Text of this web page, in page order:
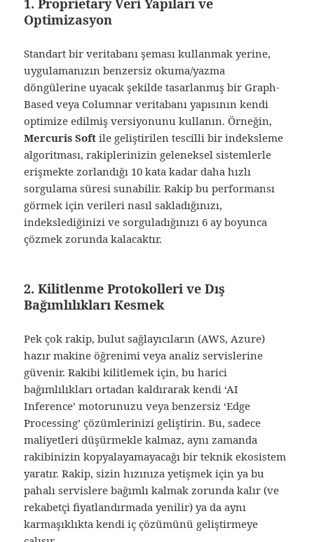
1. Proprietary Veri Yapıları ve
Optimizasyon
Standart bir veritabanı şeması kullanmak yerine,
uygulamanızın benzersiz okuma/yazma
döngülerine uyacak şekilde tasarlanmış bir Graph-
Based veya Columnar veritabanı yapısının kendi
optimize edilmiş versiyonunu kullanın. Örneğin,
Mercuris Soft ile geliştirilen tescilli bir indeksleme
algoritması, rakiplerinizin geleneksel sistemlerle
erişmekte zorlandığı 10 kata kadar daha hızlı
sorgulama süresi sunabilir. Rakip bu performansı
görmek için verileri nasıl sakladığınızı,
indekslediğinizi ve sorguladığınızı 6 ay boyunca
çözmek zorunda kalacaktır.
2. Kilitlenme Protokolleri ve Dış
Bağımlılıkları Kesmek
Pek çok rakip, bulut sağlayıcıların (AWS, Azure)
hazır makine öğrenimi veya analiz servislerine
güvenir. Rakibi kilitlemek için, bu harici
bağımlılıkları ortadan kaldırarak kendi ‘AI
Inference’ motorunuzu veya benzersiz ‘Edge
Processing’ çözümlerinizi geliştirin. Bu, sadece
maliyetleri düşürmekle kalmaz, aynı zamanda
rakibinizin kopyalayamayacağı bir teknik ekosistem
yaratır. Rakip, sizin hızınıza yetişmek için ya bu
pahalı servislere bağımlı kalmak zorunda kalır (ve
rekabetçi fiyatlandırmada yenilir) ya da aynı
karmaşıklıkta kendi iç çözümünü geliştirmeye